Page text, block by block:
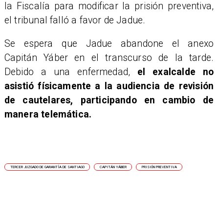
la Fiscalía para modificar la prisión preventiva,
el tribunal falló a favor de Jadue.
Se espera que Jadue abandone el anexo
Capitán Yáber en el transcurso de la tarde.
Debido a una enfermedad, el exalcalde no
asistió físicamente a la audiencia de revisión
de cautelares, participando en cambio de
manera telemática.
TERCER JUZGADO DE GARANTÍA DE SANTIAGO CAPITÁN YÁBER PRISIÓN PREVENTIVA